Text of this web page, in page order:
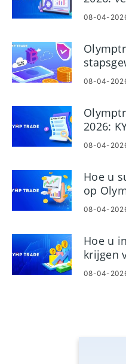
krijgen
08-04-
het
08-04-
2026:
08-04-
Hoe u
op
08-04-
Hoe u
krijgen
08-04-